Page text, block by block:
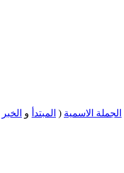
الجملة الاسمية ( المبتدأ و الخبر